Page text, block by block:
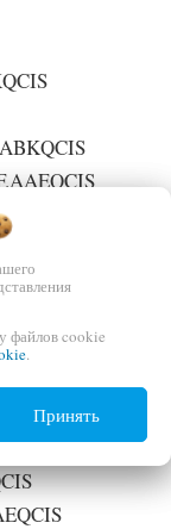
файлов cookie
.
Принять